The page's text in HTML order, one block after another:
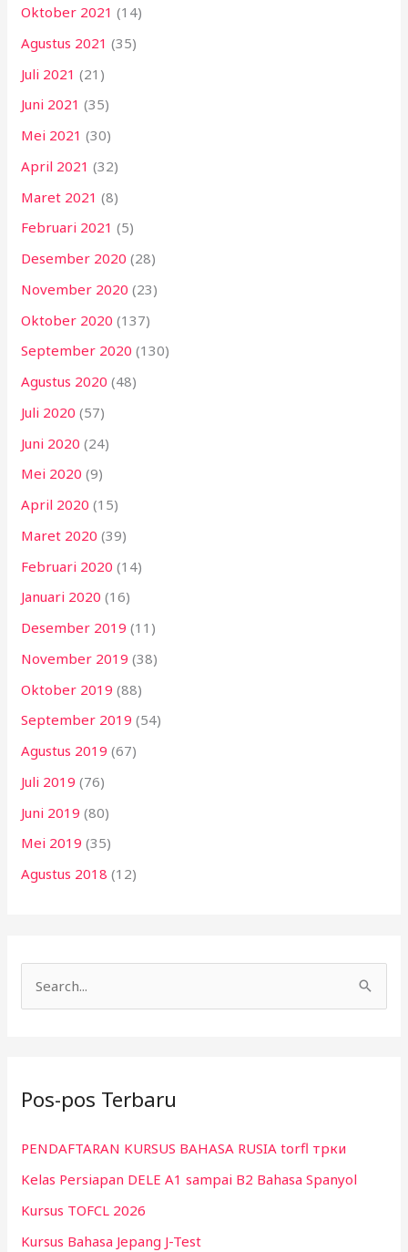
Oktober 2021 (14)
Agustus 2021 (35)
Juli 2021 (21)
Juni 2021 (35)
Mei 2021 (30)
April 2021 (32)
Maret 2021 (8)
Februari 2021 (5)
Desember 2020 (28)
November 2020 (23)
Oktober 2020 (137)
September 2020 (130)
Agustus 2020 (48)
Juli 2020 (57)
Juni 2020 (24)
Mei 2020 (9)
April 2020 (15)
Maret 2020 (39)
Februari 2020 (14)
Januari 2020 (16)
Desember 2019 (11)
November 2019 (38)
Oktober 2019 (88)
September 2019 (54)
Agustus 2019 (67)
Juli 2019 (76)
Juni 2019 (80)
Mei 2019 (35)
Agustus 2018 (12)
u
t
u
k
:
Pos-pos Terbaru
PENDAFTARAN KURSUS BAHASA RUSIA torfl трки
Kelas Persiapan DELE A1 sampai B2 Bahasa Spanyol
Kursus TOFCL 2026
Kursus Bahasa Jepang J-Test